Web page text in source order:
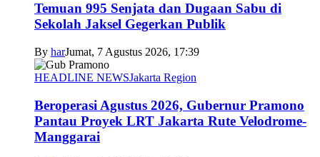
Temuan 995 Senjata dan Dugaan Sabu di
Sekolah Jaksel Gegerkan Publik
By harJumat, 7 Agustus 2026, 17:39
HEADLINE NEWSJakarta Region
Beroperasi Agustus 2026, Gubernur Pramono
Pantau Proyek LRT Jakarta Rute Velodrome-
Manggarai